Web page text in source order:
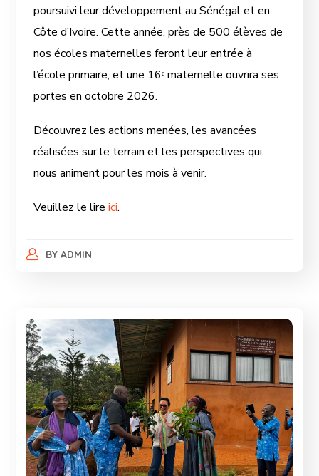
poursuivi leur développement au Sénégal et en
Côte d’Ivoire. Cette année, près de 500 élèves de
nos écoles maternelles feront leur entrée à
l’école primaire, et une 16ᵉ maternelle ouvrira ses
portes en octobre 2026.
Découvrez les actions menées, les avancées
réalisées sur le terrain et les perspectives qui
nous animent pour les mois à venir.
Veuillez le lireici.
BY ADMIN